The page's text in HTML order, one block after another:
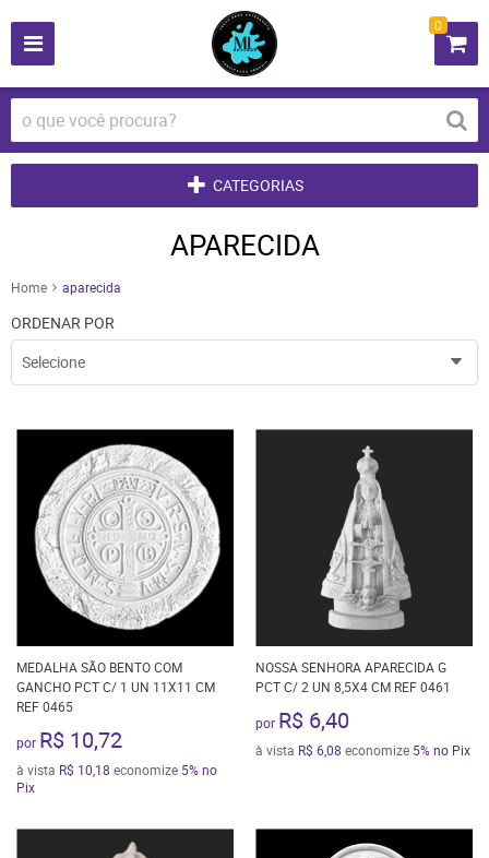
0
CATEGORIAS
APARECIDA
Home aparecida
ORDENAR POR
Selecione
MEDALHA SÃO BENTO COM
GANCHO PCT C/ 1 UN 11X11 CM
REF 0465
por R$ 10,72
à vista R$ 10,18 economize 5%no
Pix
NOSSA SENHORA APARECIDA G
PCT C/ 2 UN 8,5X4 CM REF 0461
por R$ 6,40
à vista R$ 6,08 economize 5%no Pix